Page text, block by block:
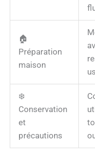
🏠
Préparation
maison
❄️
Conservation
et
précautions